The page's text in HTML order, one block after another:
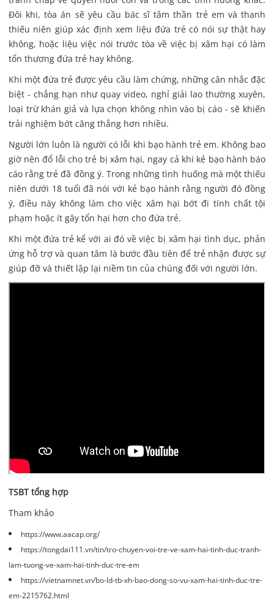
Đôi khi, tòa án sẽ yêu cầu bác sĩ tâm thần trẻ em và thanh
thiếu niên giúp xác định xem liệu đứa trẻ có nói sự thật hay
không, hoặc liệu việc nói trước tòa về việc bị xâm hại có làm
tổn thương đứa trẻ hay không.
Khi một đứa trẻ được yêu cầu làm chứng, những cân nhắc đặc
biệt - chẳng hạn như quay video, nghỉ giải lao thường xuyên,
loại trừ khán giả và lựa chọn không nhìn vào bị cáo - sẽ khiến
trải nghiệm bớt căng thẳng hơn nhiều.
Người lớn luôn là người có lỗi khi bạo hành trẻ em. Không bao
giờ nên đổ lỗi cho trẻ bị xâm hại, ngay cả khi kẻ bạo hành báo
cáo rằng trẻ đã đồng ý. Trong những tình huống mà một thiếu
niên dưới 18 tuổi đã nói với kẻ bạo hành rằng người đó đồng
ý, điều này không làm cho việc xâm hại bớt đi tính chất tội
phạm hoặc ít gây tổn hại hơn cho đứa trẻ.
Khi một đứa trẻ kể với ai đó về việc bị xâm hại tình dục, phản
ứng hỗ trợ và quan tâm là bước đầu tiên để trẻ nhận được sự
giúp đỡ và thiết lập lại niềm tin của chúng đối với người lớn.
TSBT tổng hợp
Tham khảo
https://www.aacap.org/
https://tongdai111.vn/tin/tro-chuyen-voi-tre-ve-xam-hai-tinh-duc-tranh-
lam-tuong-ve-xam-hai-tinh-duc-tre-em
https://vietnamnet.vn/bo-ld-tb-xh-bao-dong-so-vu-xam-hai-tinh-duc-tre-
em-2215762.html